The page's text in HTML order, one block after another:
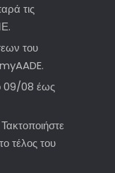
τις
του
09/08 έως
τέλος του